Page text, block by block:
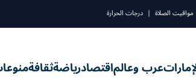
مواقيت الصلاة | درجات الحرارة
عرب وعالماقتصادرياضةثقافة